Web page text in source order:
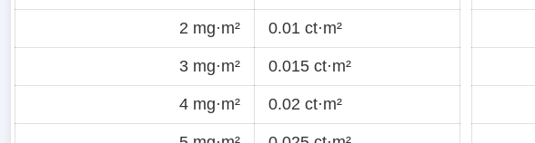
2 mg·m² 0.01 ct·m²
3 mg·m² 0.015 ct·m²
4 mg·m² 0.02 ct·m²